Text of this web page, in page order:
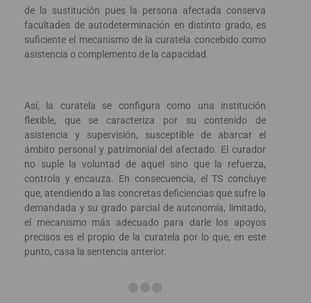
de la sustitución pues la persona afectada conserva
facultades de autodeterminación en distinto grado, es
suficiente el mecanismo de la curatela concebido como
asistencia o complemento de la capacidad.
Así, la curatela se configura como una institución
flexible, que se caracteriza por su contenido de
asistencia y supervisión, susceptible de abarcar el
ámbito personal y patrimonial del afectado. El curador
no suple la voluntad de aquel sino que la refuerza,
controla y encauza. En consecuencia, el TS concluye
que, atendiendo a las concretas deficiencias que sufre la
demandada y su grado parcial de autonomía, limitado,
el mecanismo más adecuado para darle los apoyos
precisos es el propio de la curatela por lo que, en este
punto, casa la sentencia anterior.